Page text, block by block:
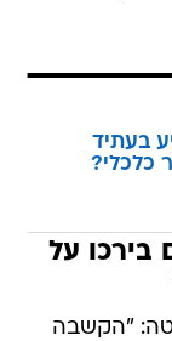
בעתיד
כלכלי?
בירכו על
"הקשבה